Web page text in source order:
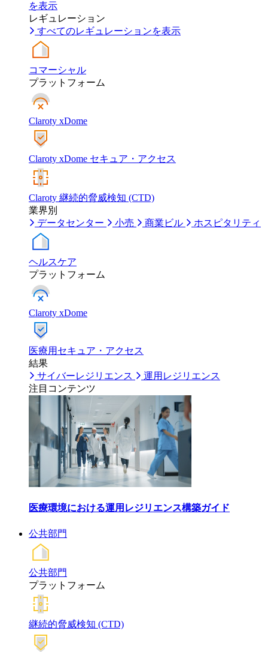
を表示
レギュレーション
すべてのレギュレーションを表示
コマーシャル
プラットフォーム
Claroty xDome
Claroty xDome セキュア・アクセス
Claroty 継続的脅威検知 (CTD)
業界別
データセンター
小売 商業ビル ホスピタリティ
ヘルスケア
プラットフォーム
Claroty xDome
医療用セキュア・アクセス
結果
サイバーレジリエンス
運用レジリエンス
注目コンテンツ
医療環境における運用レジリエンス構築ガイド
公共部門
公共部門
プラットフォーム
継続的脅威検知 (CTD)